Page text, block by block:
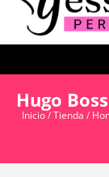
Hugo
Inicio/Tienda /